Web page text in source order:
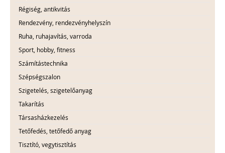
Régiség, antikvitás
Rendezvény, rendezvényhelyszín
Ruha, ruhajavítás, varroda
Sport, hobby, fitness
Számítástechnika
Szépségszalon
Szigetelés, szigetelőanyag
Takarítás
Társasházkezelés
Tetőfedés, tetőfedő anyag
Tisztító, vegytisztítás